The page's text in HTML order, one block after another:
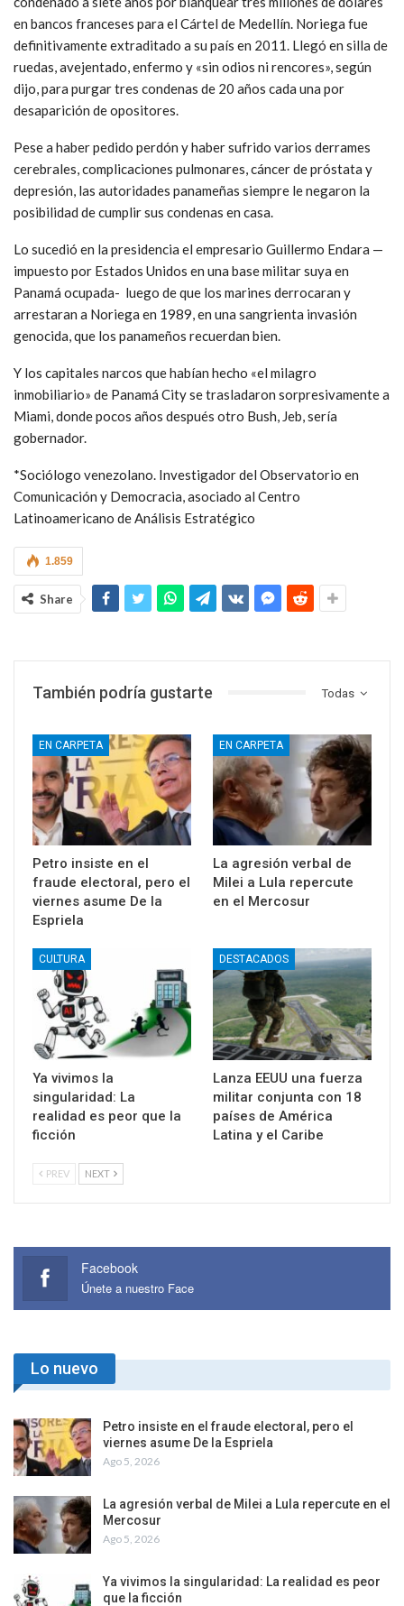
en bancos franceses para el Cártel de Medellín. Noriega fue
definitivamente extraditado a su país en 2011. Llegó en silla de
ruedas, avejentado, enfermo y «sin odios ni rencores», según
dijo, para purgar tres condenas de 20 años cada una por
desaparición de opositores.
Pese a haber pedido perdón y haber sufrido varios derrames
cerebrales, complicaciones pulmonares, cáncer de próstata y
depresión, las autoridades panameñas siempre le negaron la
posibilidad de cumplir sus condenas en casa.
Lo sucedió en la presidencia el empresario Guillermo Endara —
impuesto por Estados Unidos en una base militar suya en
Panamá ocupada- luego de que los marines derrocaran y
arrestaran a Noriega en 1989, en una sangrienta invasión
genocida, que los panameños recuerdan bien.
Y los capitales narcos que habían hecho «el milagro
inmobiliario» de Panamá City se trasladaron sorpresivamente a
Miami, donde pocos años después otro Bush, Jeb, sería
gobernador.
*Sociólogo venezolano. Investigador del Observatorio en
Comunicación y Democracia, asociado al Centro
Latinoamericano de Análisis Estratégico
1.859
Share
Todas
También podría gustarte
EN CARPETA
Petro insiste en el
fraude electoral, pero el
viernes asume De la
Espriela
EN CARPETA
La agresión verbal de
Milei a Lula repercute
en el Mercosur
CULTURA
Ya vivimos la
singularidad: La
realidad es peor que la
ficción
DESTACADOS
Lanza EEUU una fuerza
militar conjunta con 18
países de América
Latina y el Caribe
PREV NEXT
Facebook
Únete a nuestro Face
Lo nuevo
Petro insiste en el fraude electoral, pero el
viernes asume De la Espriela
Ago 5, 2026
La agresión verbal de Milei a Lula repercute en el
Mercosur
Ago 5, 2026
Ya vivimos la singularidad: La realidad es peor
que la ficción